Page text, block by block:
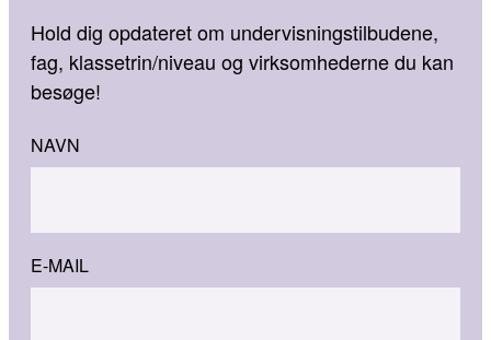
Hold dig opdateret om undervisningstilbudene,
fag, klassetrin/niveau og virksomhederne du kan
besøge!
NAVN
E-MAIL